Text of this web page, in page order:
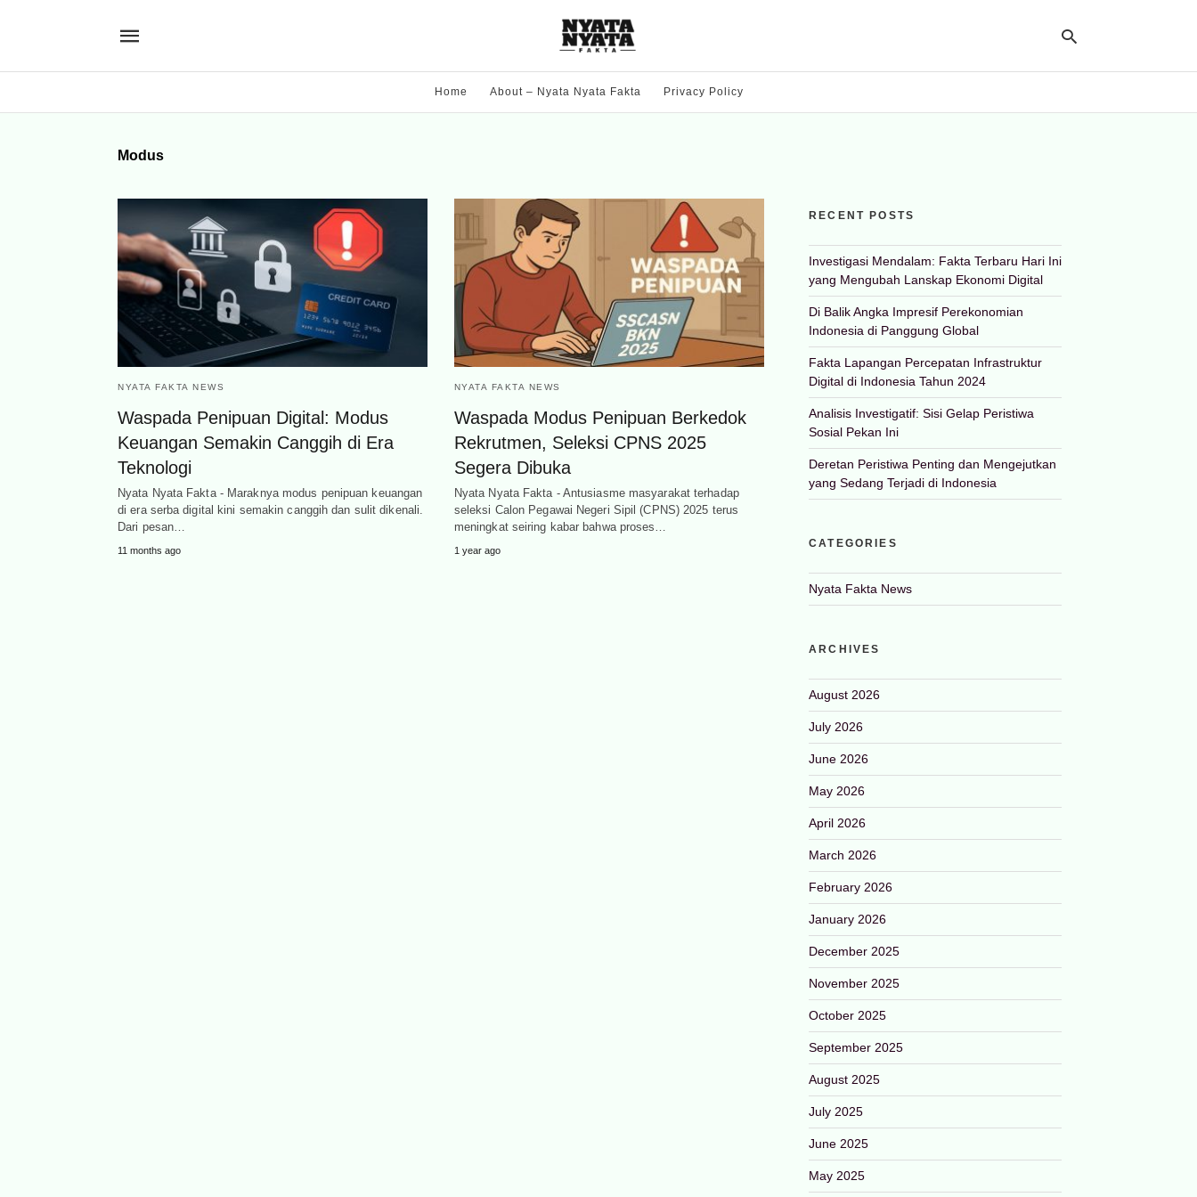
Home About – Nyata Nyata Fakta Privacy Policy
Modus
NYATA FAKTA NEWS
Waspada Penipuan Digital: Modus
Keuangan Semakin Canggih di Era
Teknologi
Nyata Nyata Fakta - Maraknya modus penipuan keuangan
di era serba digital kini semakin canggih dan sulit dikenali.
Dari pesan…
11 months ago
NYATA FAKTA NEWS
Waspada Modus Penipuan Berkedok
Rekrutmen, Seleksi CPNS 2025
Segera Dibuka
Nyata Nyata Fakta - Antusiasme masyarakat terhadap
seleksi Calon Pegawai Negeri Sipil (CPNS) 2025 terus
meningkat seiring kabar bahwa proses…
1 year ago
RECENT POSTS
Investigasi Mendalam: Fakta Terbaru Hari Ini
yang Mengubah Lanskap Ekonomi Digital
Di Balik Angka Impresif Perekonomian
Indonesia di Panggung Global
Fakta Lapangan Percepatan Infrastruktur
Digital di Indonesia Tahun 2024
Analisis Investigatif: Sisi Gelap Peristiwa
Sosial Pekan Ini
Deretan Peristiwa Penting dan Mengejutkan
yang Sedang Terjadi di Indonesia
CATEGORIES
Nyata Fakta News
ARCHIVES
August 2026
July 2026
June 2026
May 2026
April 2026
March 2026
February 2026
January 2026
December 2025
November 2025
October 2025
September 2025
August 2025
July 2025
June 2025
May 2025